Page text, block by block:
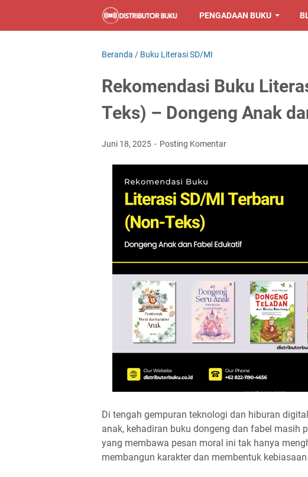
PENGADAAN BUKU
Beranda / Buku Literasi SD/MI
Rekomendasi Buku
Teks) – Dongeng Anak
Juni 18, 2025 Posting Komentar
Di tengah gempuran teknologi dan hiburan
anak, kehadiran buku dongeng dan fabel masih
yang membawa pesan moral ini tak hanya
membangun karakter dan membentuk